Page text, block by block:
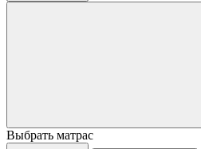
Выбрать матрас